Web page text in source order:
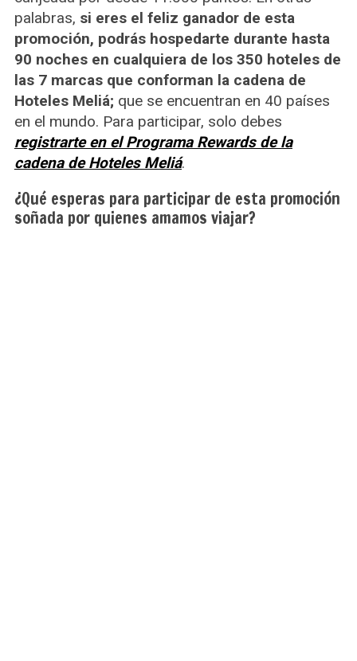
palabras, si eres el feliz ganador de esta
promoción, podrás hospedarte durante hasta
90 noches en cualquiera de los 350 hoteles de
las 7 marcas que conforman la cadena de
Hoteles Meliá; que se encuentran en 40 países
en el mundo. Para participar, solo debes
registrarte en el Programa Rewards de la
cadena de Hoteles Meliá.
¿Qué esperas para participar de esta promoción
soñada por quienes amamos viajar?